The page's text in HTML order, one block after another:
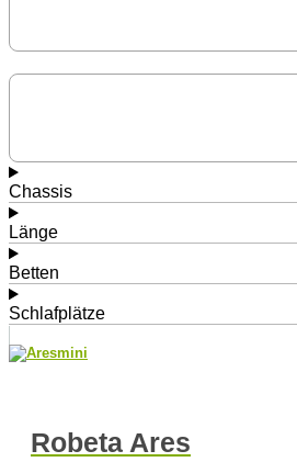
Chassis
Länge
Betten
Schlafplätze
Robeta Ares